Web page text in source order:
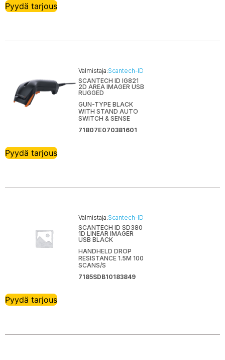
Pyydä tarjous
Valmistaja:Scantech-ID
SCANTECH ID IG821
2D AREA IMAGER USB
RUGGED
GUN-TYPE BLACK
WITH STAND AUTO
SWITCH & SENSE
71807E070381601
Pyydä tarjous
Valmistaja:Scantech-ID
SCANTECH ID SD380
1D LINEAR IMAGER
USB BLACK
HANDHELD DROP
RESISTANCE 1.5M 100
SCANS/S
7185SDB10183849
Pyydä tarjous